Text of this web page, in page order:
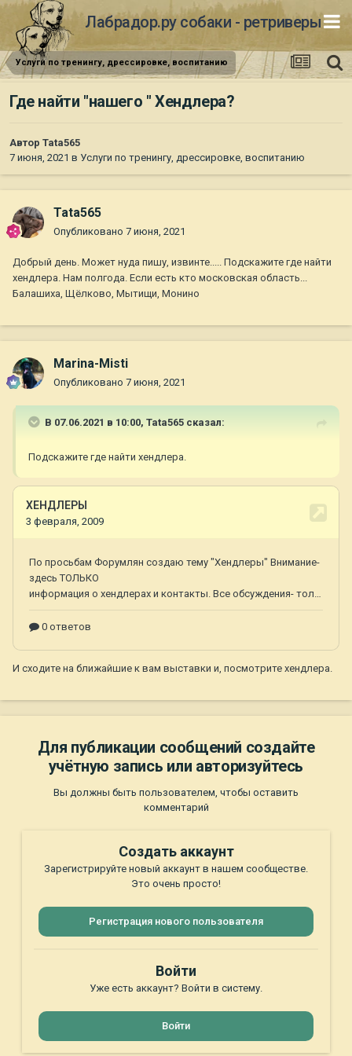
Лабрадор.ру собаки - ретриверы
Услуги по тренингу, дрессировке, воспитанию
Где найти "нашего " Хендлера?
Автор Tata565
7 июня, 2021 в Услуги по тренингу, дрессировке, воспитанию
Tata565
Опубликовано 7 июня, 2021
Добрый день. Может нуда пишу, извинте..... Подскажите где найти
хендлера. Нам полгода. Если есть кто московская область...
Балашиха, Щёлково, Мытищи, Монино
Marina-Misti
Опубликовано 7 июня, 2021
В 07.06.2021 в 10:00, Tata565 сказал:
Подскажите где найти хендлера.
И сходите на ближайшие к вам выставки и, посмотрите хендлера.
Для публикации сообщений создайте
учётную запись или авторизуйтесь
Вы должны быть пользователем, чтобы оставить
комментарий
Создать аккаунт
Зарегистрируйте новый аккаунт в нашем сообществе.
Это очень просто!
Регистрация нового пользователя
Войти
Уже есть аккаунт? Войти в систему.
Войти